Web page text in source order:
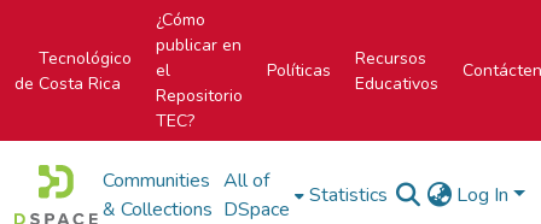
Tecnológico
de Costa Rica
¿Cómo
publicar en
el
Repositorio
TEC?
Políticas
Recursos
Educativos
Communities
& Collections
All of
DSpace
Statistics Log In